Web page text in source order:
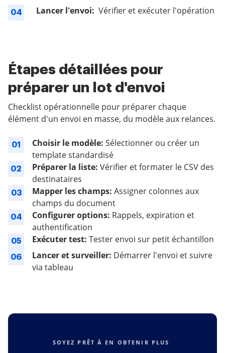
04 Lancer l'envoi: Vérifier et exécuter l'opération
Étapes détaillées pour
préparer un lot d'envoi
Checklist opérationnelle pour préparer chaque
élément d'un envoi en masse, du modèle aux relances.
01 Choisir le modèle: Sélectionner ou créer un
template standardisé
02 Préparer la liste: Vérifier et formater le CSV des
destinataires
03 Mapper les champs: Assigner colonnes aux
champs du document
04 Configurer options: Rappels, expiration et
authentification
05 Exécuter test: Tester envoi sur petit échantillon
06 Lancer et surveiller: Démarrer l'envoi et suivre
via tableau
SOYEZ PRÊT À EN OBTENIR PLUS